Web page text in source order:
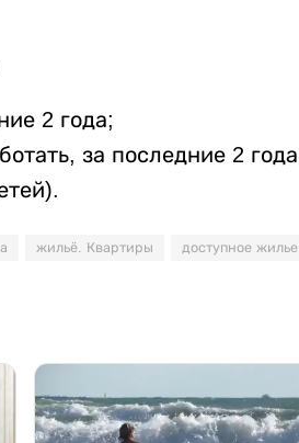
2 года;
за последние 2 года
жильё. Квартиры доступное жилье